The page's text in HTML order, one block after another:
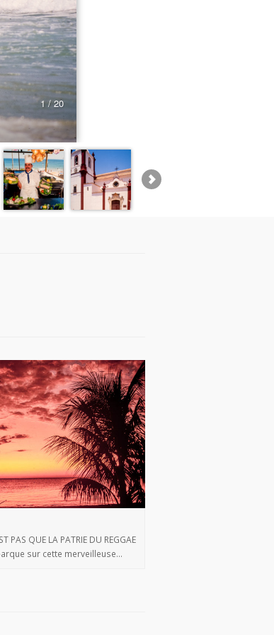
PAS QUE LA PATRIE DU REGGAE
sur cette merveilleuse…